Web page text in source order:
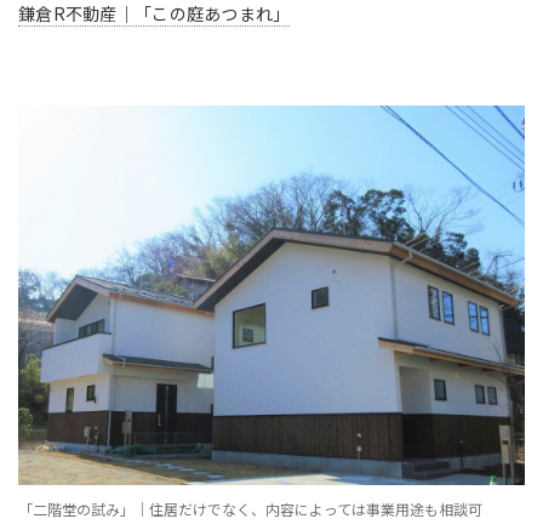
鎌倉R不動産｜「この庭あつまれ」
「二階堂の試み」｜住居だけでなく、内容によっては事業用途も相談可